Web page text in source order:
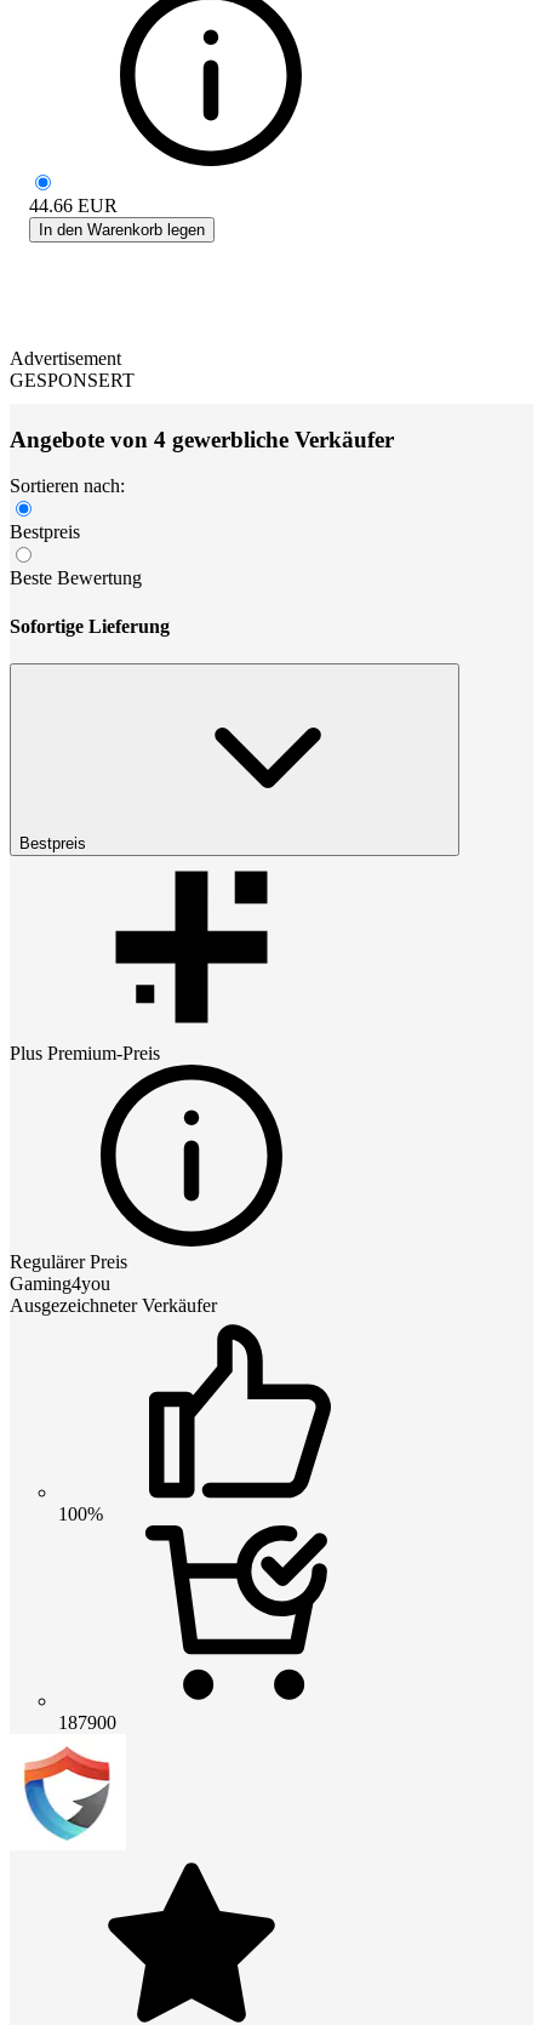
44.66 EUR
In den Warenkorb legen
Advertisement
GESPONSERT
Angebote von 4 gewerbliche Verkäufer
Sortieren nach:
Bestpreis
Beste Bewertung
Sofortige Lieferung
Bestpreis
Plus Premium-Preis
Regulärer Preis
Gaming4you
Ausgezeichneter Verkäufer
100%
187900